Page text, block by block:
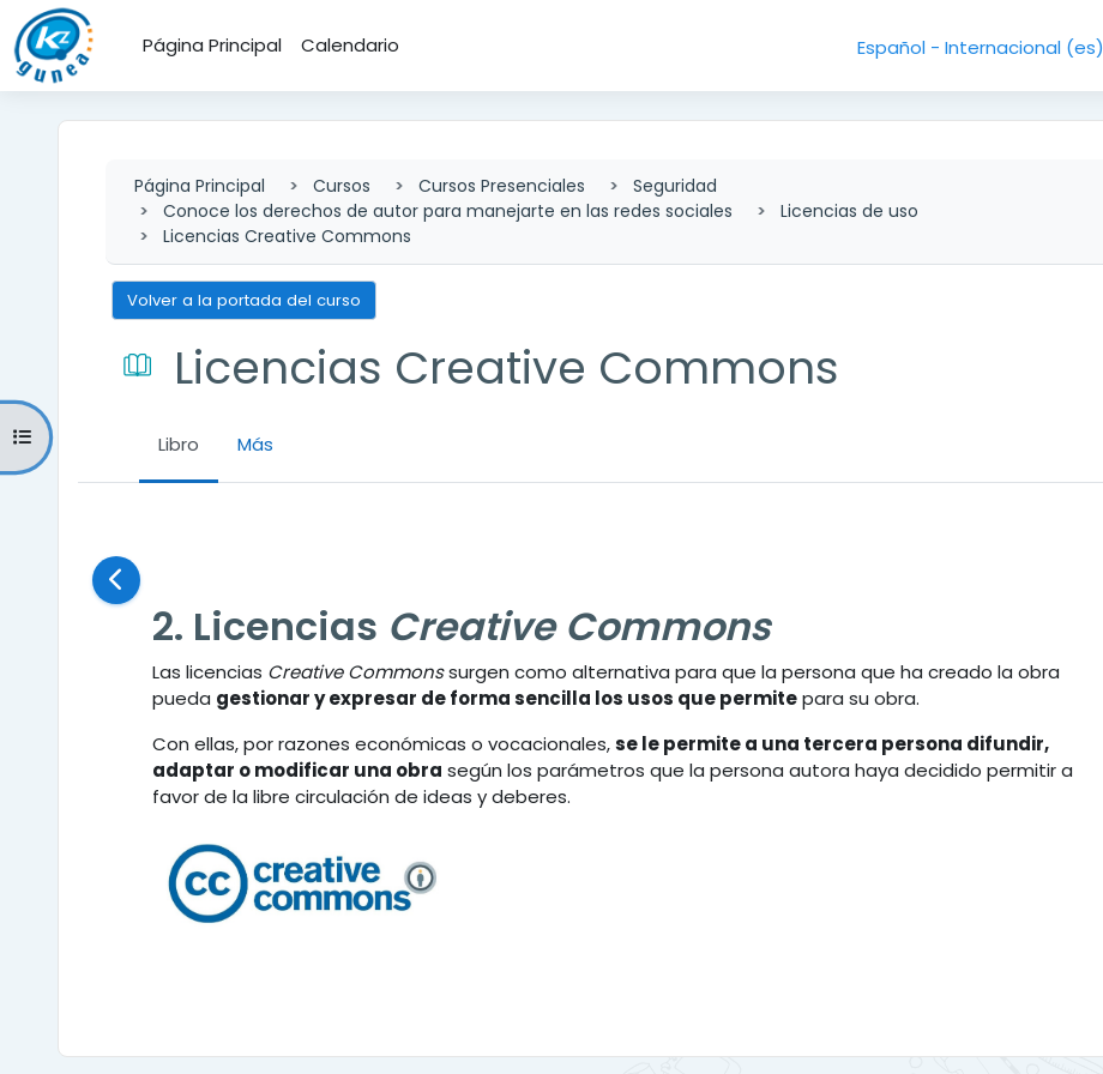
Salta al contenido principal
Página Principal
Calendario Español - Internacional ‎(es)‎
Abrir índice del curso
Página Principal Cursos Cursos Presenciales
Seguridad
Conoce los derechos de autor para manejarte en las redes sociales
Licencias de uso
Licencias Creative Commons
Volver a la portada del curso
Licencias Creative Commons
Libro Más
2. Licencias Creative Commons
Las licencias Creative Commonssurgen como alternativa para que la persona que ha creado la obra
pueda gestionar y expresar de forma sencilla los usos que permitepara su obra.
Con ellas, por razones económicas o vocacionales,se le permite a una tercera persona difundir,
adaptar o modificar una obra según los parámetros que la persona autora haya decidido permitir a
favor de la libre circulación de ideas y deberes.